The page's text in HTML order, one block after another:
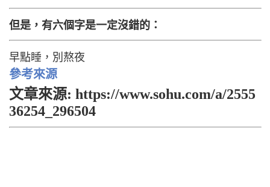
但是，有六個字是一定沒錯的：
早點睡，別熬夜
參考來源
文章來源: https://www.sohu.com/a/2555
36254_296504